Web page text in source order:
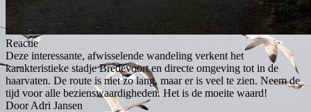
Reactie
Deze interessante, afwisselende wandeling verkent het
karakteristieke stadje Bredevoort en directe omgeving tot in de
haarvaten. De route is niet zo lang, maar er is veel te zien. Neem de
tijd voor alle bezienswaardigheden. Het is de moeite waard!
Door Adri Jansen